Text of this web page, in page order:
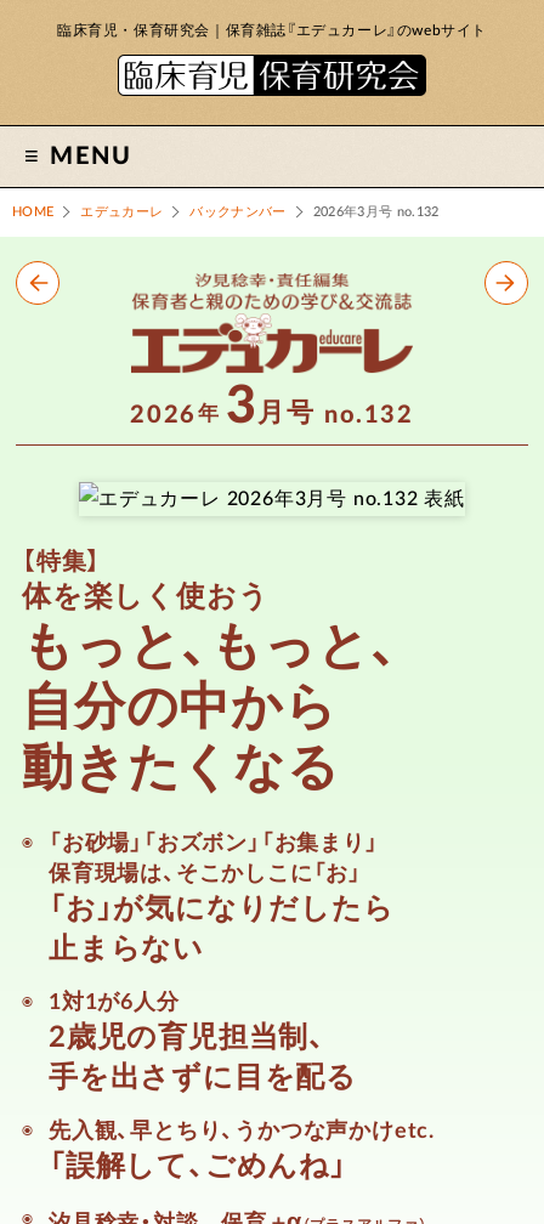
臨床育児・保育研究会｜保育雑誌『エデュカーレ』のwebサイト
MENU
HOME エデュカーレ バックナンバー 2026年3月号 no.132
2026 年 3 月号 no.132
【特集】
体を楽しく使おう
もっと、もっと、
自分の中から
動きたくなる
「お砂場」「おズボン」「お集まり」
保育現場は、 そこかしこに「お」
「お」が気になりだしたら
止まらない
1対1が6人分
2歳児の育児担当制、
手を出さずに目を配る
先入観、早とちり、うかつな声かけetc.
「誤解して、ごめんね」